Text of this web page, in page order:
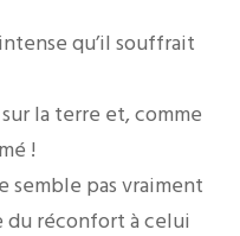
qu’il souffrait
la terre et, comme
!
pas vraiment
du réconfort à celui